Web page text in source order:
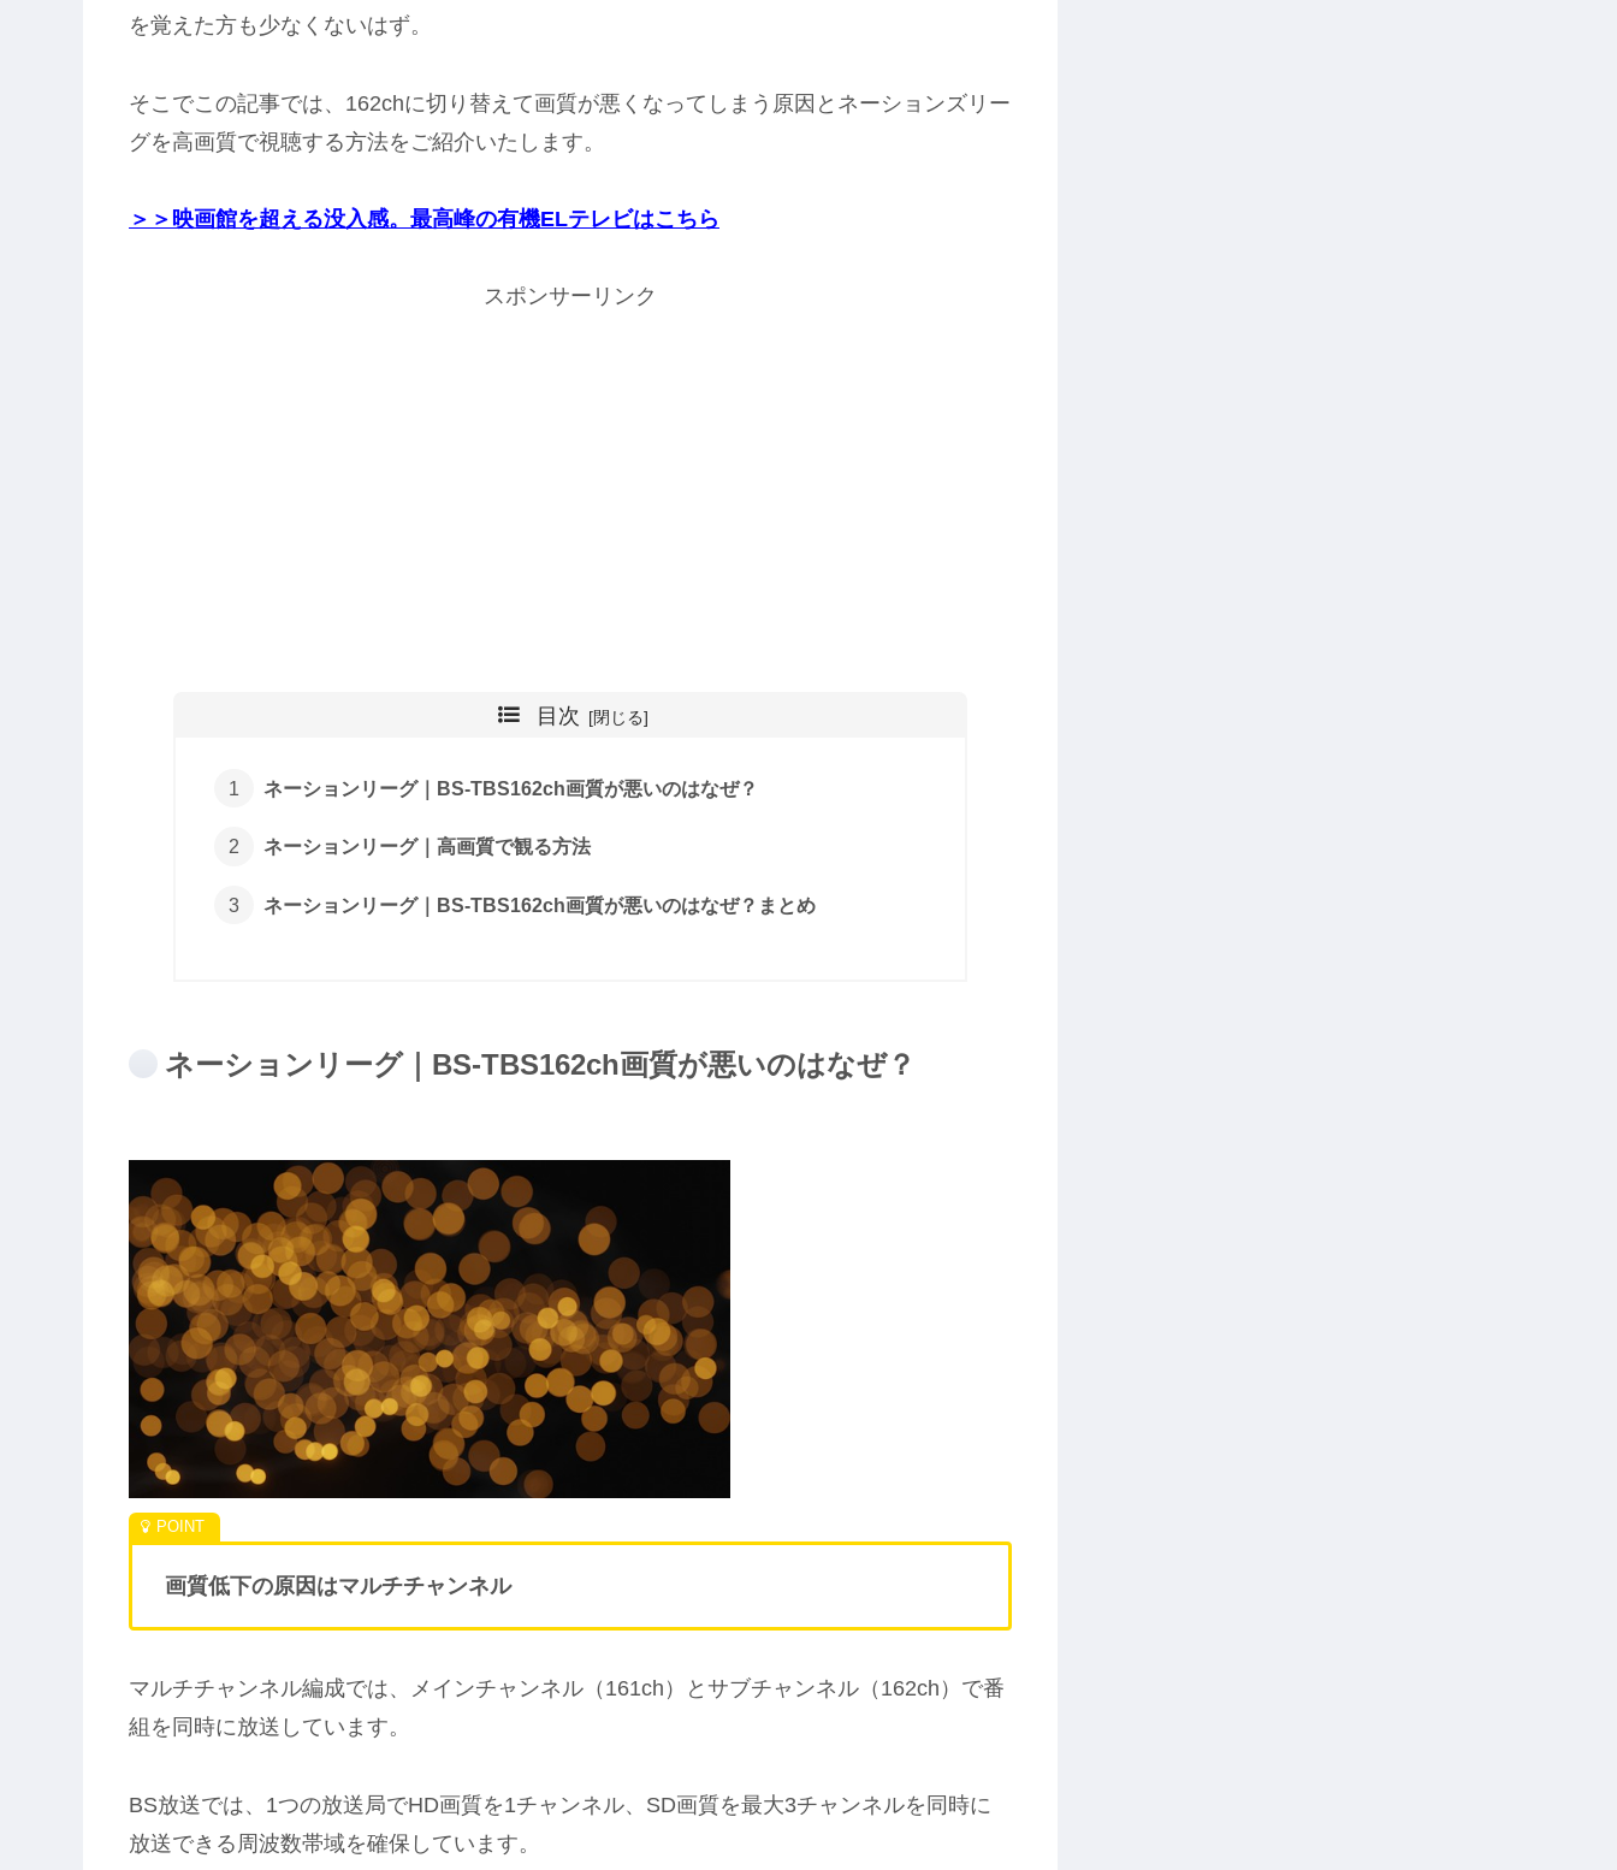
を覚えた方も少なくないはず。
そこでこの記事では、162chに切り替えて画質が悪くなってしまう原因とネーションズリー
グを高画質で視聴する方法をご紹介いたします。
＞＞映画館を超える没入感。 最高峰の有機ELテレビはこちら
スポンサーリンク
目次
ネーションリーグ｜BS-TBS162ch画質が悪いのはなぜ？
ネーションリーグ｜高画質で観る方法
ネーションリーグ｜BS-TBS162ch画質が悪いのはなぜ？まとめ
ネーションリーグ｜BS-TBS162ch画質が悪いのはなぜ？
画質低下の原因はマルチチャンネル
マルチチャンネル編成では、メインチャンネル（161ch）とサブチャンネル（162ch）で番
組を同時に放送しています。
BS放送では、1つの放送局でHD画質を1チャンネル、SD画質を最大3チャンネルを同時に
放送できる周波数帯域を確保しています。